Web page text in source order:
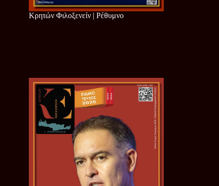
Κρητών Φιλοξενείν | Ρέθυμνο